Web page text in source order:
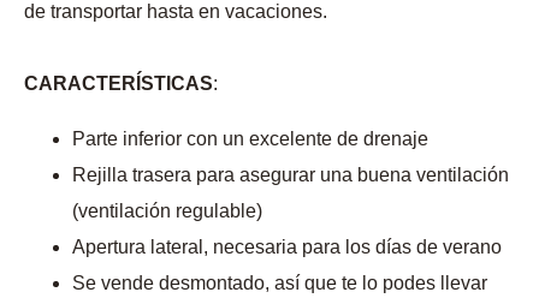
de transportar hasta en vacaciones.
CARACTERÍSTICAS:
Parte inferior con un excelente de drenaje
Rejilla trasera para asegurar una buena ventilación
(ventilación regulable)
Apertura lateral, necesaria para los días de verano
Se vende desmontado, así que te lo podes llevar